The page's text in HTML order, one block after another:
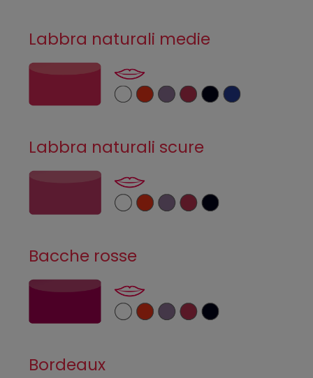
Labbra naturali medie
Labbra naturali scure
Bacche rosse
Bordeaux